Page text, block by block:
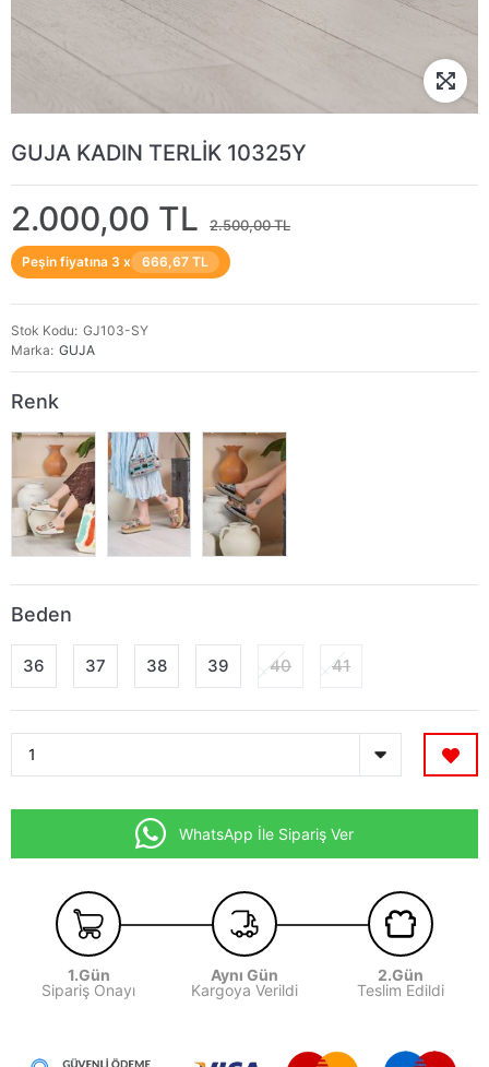
GUJA KADIN TERLİK 10325Y
2.000,00 TL 2.500,00 TL
Peşin fiyatına 3 x 666,67 TL
Stok Kodu GJ103-SY
Marka GUJA
Renk
Beden
36 37 38 39 40 41
WhatsApp İle Sipariş Ver
1.Gün
Sipariş Onayı
Aynı Gün
Kargoya Verildi
2.Gün
Teslim Edildi